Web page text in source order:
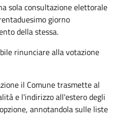
sola consultazione elettorale
giorno
della stessa.
rinunciare alla votazione
il Comune trasmette al
e l'indirizzo all'estero degli
annotandola sulle liste